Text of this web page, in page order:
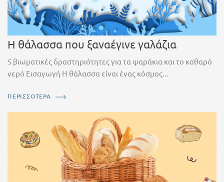
Η θάλασσα που ξαναέγινε γαλάζια
5 βιωματικές δραστηριότητες για τα ψαράκια και το καθαρό
νερό Εισαγωγή Η θάλασσα είναι ένας κόσμος...
ΠΕΡΙΣΣΟΤΕΡΑ